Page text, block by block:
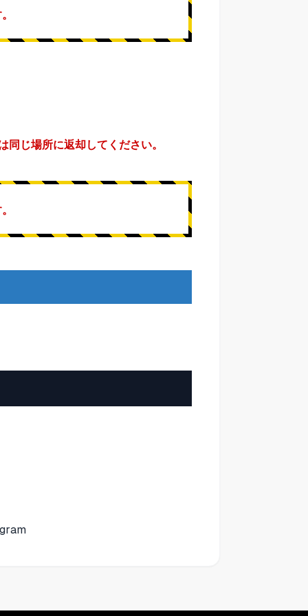
じ場所に返却してください。